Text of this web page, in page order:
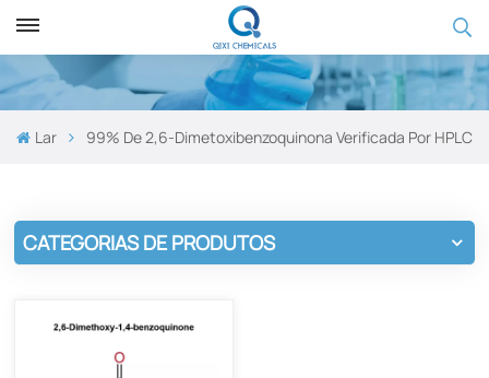
Lar 99% De 2,6-Dimetoxibenzoquinona Verificada Por HPLC
CATEGORIAS DE PRODUTOS